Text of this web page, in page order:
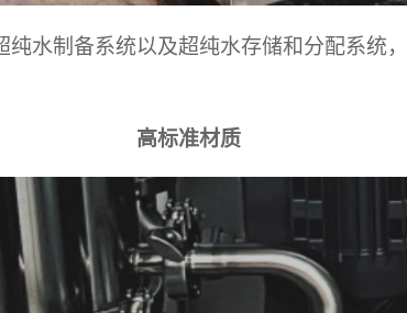
水制备系统以及超纯水存储和分配系统
高标准材质